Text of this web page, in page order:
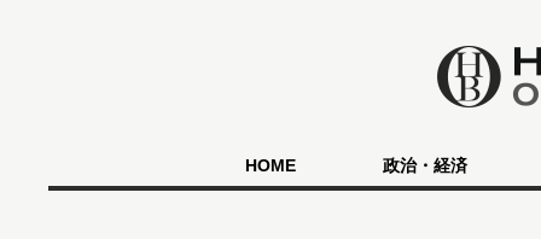
HOME 政治・経済